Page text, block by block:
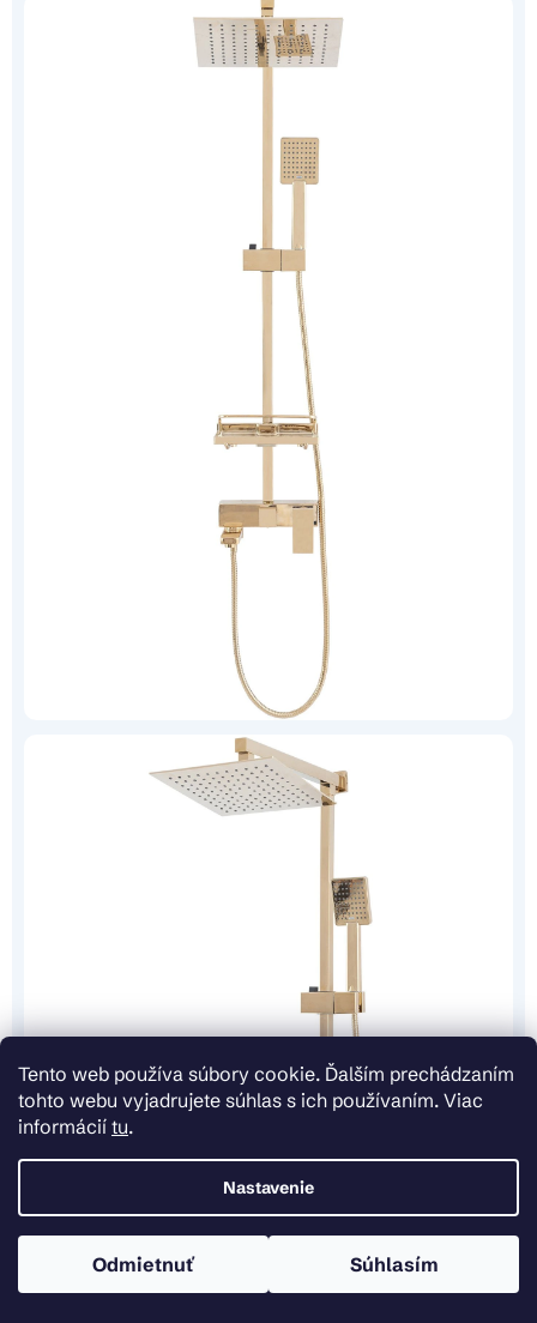
Tento web používa súbory cookie. Ďalším prechádzaním
tohto webu vyjadrujete súhlas s ich používaním. Viac
informácií tu.
Nastavenie
Odmietnuť Súhlasím